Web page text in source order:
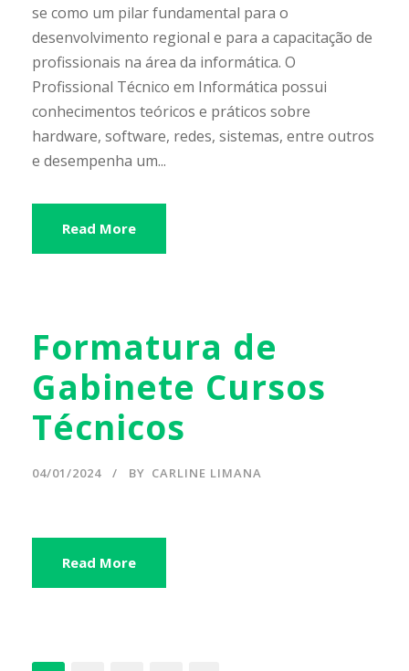
se como um pilar fundamental para o
desenvolvimento regional e para a capacitação de
profissionais na área da informática. O
Profissional Técnico em Informática possui
conhecimentos teóricos e práticos sobre
hardware, software, redes, sistemas, entre outros
e desempenha um...
Read More
Formatura de
Gabinete Cursos
Técnicos
04/01/2024 BY CARLINE LIMANA
Read More